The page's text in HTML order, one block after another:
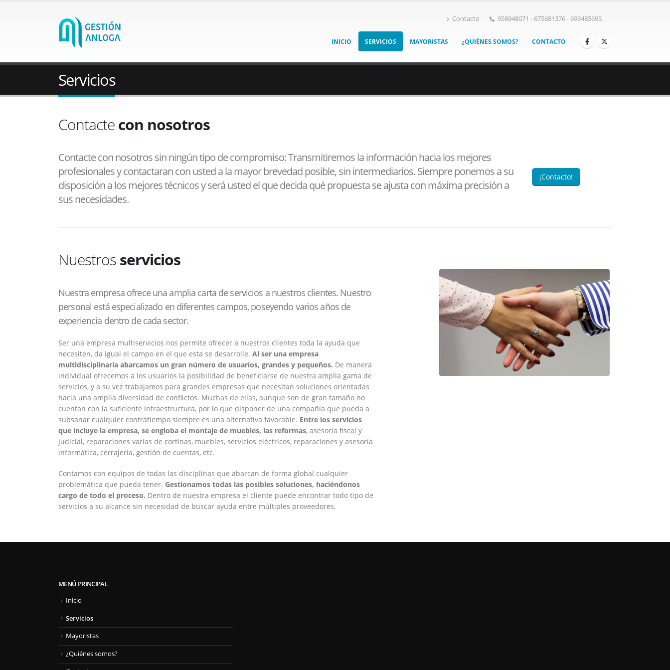
Contacto 958948071 - 675681376 - 693485695
INICIO SERVICIOS MAYORISTAS ¿QUIÉNES SOMOS? CONTACTO
Servicios
Contactecon nosotros
Contacte con nosotros sin ningún tipo de compromiso: Transmitiremos la información hacia los mejores
profesionales y contactaran con usted a la mayor brevedad posible, sin intermediarios. Siempre ponemos a su
disposición a los mejores técnicos y será usted el que decida qué propuesta se ajusta con máxima precisión a
sus necesidades.
¡Contacto!
Nuestrosservicios
Nuestra empresa ofrece una amplia carta de servicios a nuestros clientes. Nuestro
personal está especializado en diferentes campos, poseyendo varios años de
experiencia dentro de cada sector.
Ser una empresa multiservicios nos permite ofrecer a nuestros clientes toda la ayuda que
necesiten, da igual el campo en el que esta se desarrolle. Al ser una empresa
multidisciplinaria abarcamos un gran número de usuarios, grandes y pequeños. De manera
individual ofrecemos a los usuarios la posibilidad de beneficiarse de nuestra amplia gama de
servicios, y a su vez trabajamos para grandes empresas que necesitan soluciones orientadas
hacia una amplia diversidad de conflictos. Muchas de ellas, aunque son de gran tamaño no
cuentan con la suficiente infraestructura, por lo que disponer de una compañía que pueda a
subsanar cualquier contratiempo siempre es una alternativa favorable. Entre los servicios
que incluye la empresa, se engloba el montaje de muebles, las reformas, asesoría fiscal y
judicial, reparaciones varias de cortinas, muebles, servicios eléctricos, reparaciones y asesoría
informática, cerrajería, gestión de cuentas, etc.
Contamos con equipos de todas las disciplinas que abarcan de forma global cualquier
problemática que pueda tener. Gestionamos todas las posibles soluciones, haciéndonos
cargo de todo el proceso. Dentro de nuestra empresa el cliente puede encontrar todo tipo de
servicios a su alcance sin necesidad de buscar ayuda entre múltiples proveedores.
MENÚ PRINCIPAL
Inicio
Servicios
Mayoristas
¿Quiénes somos?